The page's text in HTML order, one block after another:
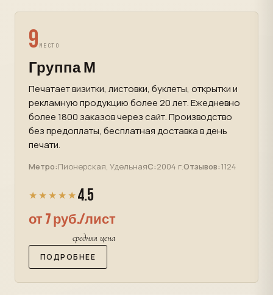
9 МЕСТО
Группа М
Печатает визитки, листовки, буклеты, открытки и
рекламную продукцию более 20 лет. Ежедневно
более 1800 заказов через сайт. Производство
без предоплаты, бесплатная доставка в день
печати.
Метро:Пионерская, УдельнаяС:2004 г.Отзывов:1124
★★★★★ 4.5
от 7 руб./лист
средняя цена
ПОДРОБНЕЕ